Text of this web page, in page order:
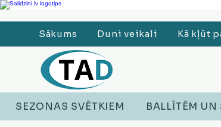
Ledusskapji, Sadzīves tehnika, Smaržas, Operatīvā
Sākums Duni veikali Kā kļūt
SEZONAS SVĒTKIEM BALLĪTĒM UN